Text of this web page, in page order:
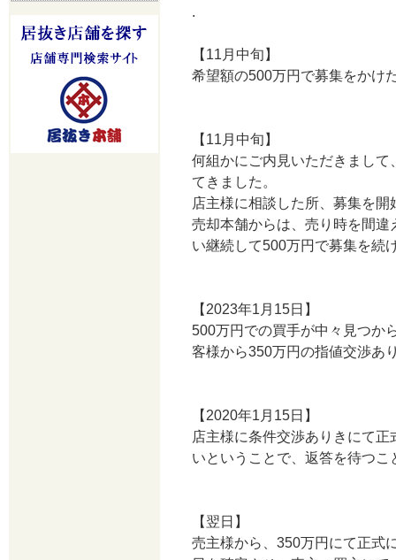
.
【11月中旬】
希望額の500万円で募集をかけ
【11月中旬】
何組かにご内見いただきまし
てきました。
店主様に相談した所、募集を
売却本舗からは、売り時を間
い継続して500万円で募集を続
【2023年1月15日】
500万円での買手が中々見つか
客様から350万円の指値交渉あ
【2020年1月15日】
店主様に条件交渉ありきにて
いということで、返答を待つこ
【翌日】
売主様から、350万円にて正式